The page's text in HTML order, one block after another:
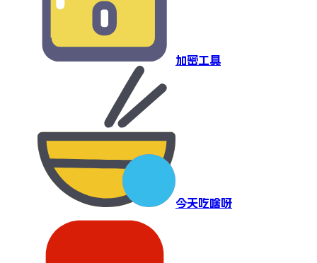
加密工具
今天吃啥呀